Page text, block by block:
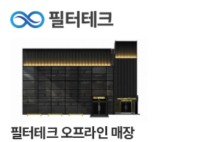
필터테크 오프라인 매장